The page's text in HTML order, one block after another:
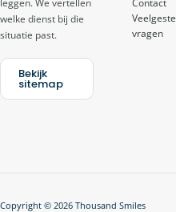
leggen. We vertellen
welke dienst bij die
situatie past.
Bekijk
sitemap
vragen
Copyright © 2026 Thousand Smiles